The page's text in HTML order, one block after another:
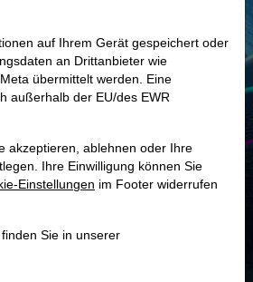
11,71 Mrd. USD
11,79 Mrd. USD
TRADER INDIKATOR
84.7 %
wird selbst der unglücklichst agierende Trader
auf Ihrem Gerät gespeichert oder
an Drittanbieter wie
übermittelt werden. Eine
außerhalb der EU/des EWR
akzeptieren, ablehnen oder Ihre
Ihre Einwilligung können Sie
Einstellungen im Footer widerrufen
Sie in unserer